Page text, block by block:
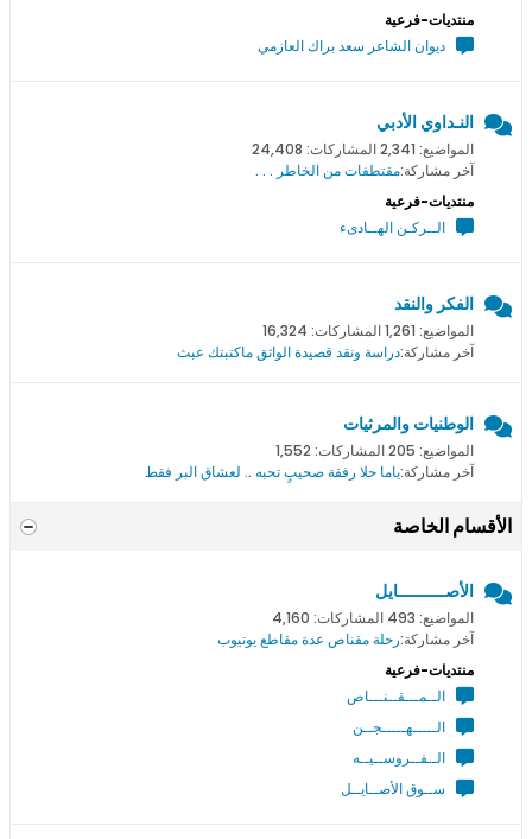
منتديات-فرعية
ديوان الشاعر سعد براك العازمي
النـداوي الأدبي
المواضيع: 2,341 المشاركات: 24,408
آخر مشاركة:مقتطفات من الخاطر . . .
منتديات-فرعية
الــركـن الهــادىء
الفكر والنقد
المواضيع: 1,261 المشاركات: 16,324
آخر مشاركة:دراسة ونقد قصيدة الواثق ماكتبتك عبث
الوطنيات والمرثيات
المواضيع: 205 المشاركات: 1,552
آخر مشاركة:ياما حلا رفقة صحيبٍ تحبه .. لعشاق البر فقط
الأقسام الخاصة
الأصــــــــــايل
المواضيع: 493 المشاركات: 4,160
آخر مشاركة:رحلة مقناص عدة مقاطع يوتيوب
منتديات-فرعية
الــمـــقــنـــاص
الـــــهـــــجــن
الــفــروســيــه
ســوق الأصــايــل